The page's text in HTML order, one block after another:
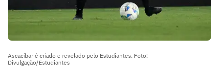
Ascacíbar é criado e revelado pelo Estudiantes. Foto:
Divulgação/Estudiantes